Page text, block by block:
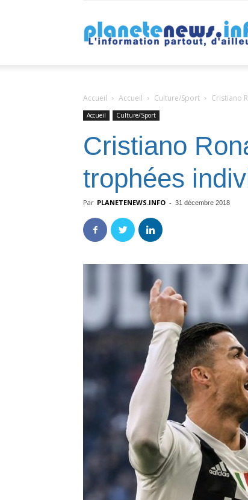
Accueil Accueil Culture/Sport Cristiano
Accueil Culture/Sport
Cristiano
trophées
Par PLANETENEWS.INFO - 31 décembre 2018